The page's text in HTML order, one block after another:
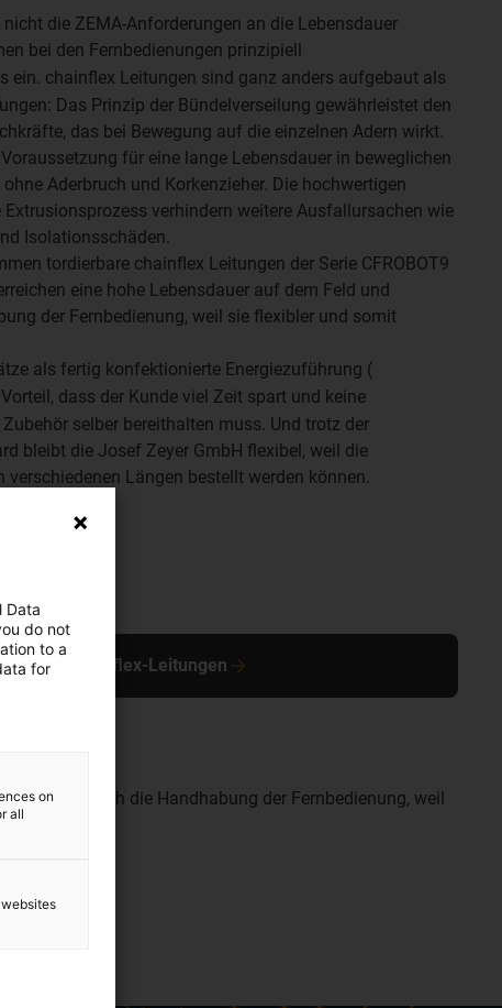
die ZEMA-Anforderungen an die Lebensdauer
bei den Fernbedienungen prinzipiell
ein. chainflex Leitungen sind ganz anders aufgebaut als
Das Prinzip der Bündelverseilung gewährleistet den
das bei Bewegung auf die einzelnen Adern wirkt.
für eine lange Lebensdauer in beweglichen
Aderbruch und Korkenzieher. Die hochwertigen
verhindern weitere Ausfallursachen wie
Isolationsschäden.
tordierbare chainflex Leitungen der Serie CFROBOT9
eine hohe Lebensdauer auf dem Feld und
der Fernbedienung, weil sie flexibler und somit
als fertig konfektionierte Energiezuführung (
dass der Kunde viel Zeit spart und keine
selber bereithalten muss. Und trotz der
bleibt die Josef Zeyer GmbH flexibel, weil die
Längen bestellt werden können.
chainflex-Leitungen
auch die Handhabung der Fernbedienung, weil
Data
do not
to a
for
on
all